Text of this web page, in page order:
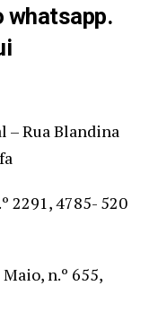
whatsapp.
– Rua Blandina
2291, 4785- 520
n.º 655,